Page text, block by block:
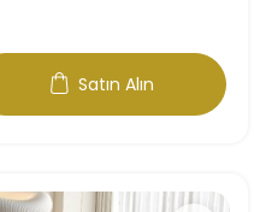
Satın Alın